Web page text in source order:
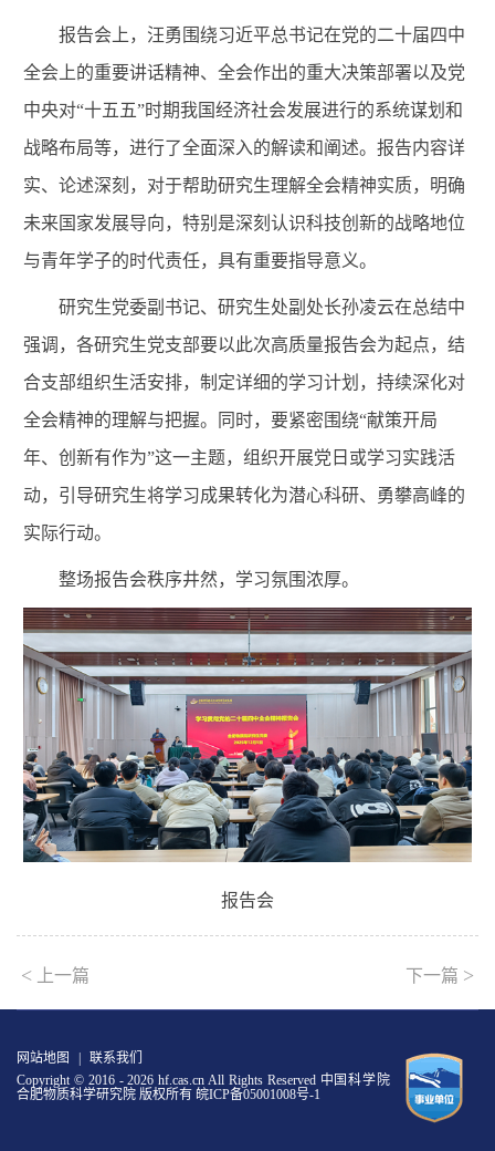
报告会上，汪勇围绕习近平总书记在党的二十届四中
全会上的重要讲话精神、全会作出的重大决策部署以及党
中央对“十五五”时期我国经济社会发展进行的系统谋划和
战略布局等，进行了全面深入的解读和阐述。报告内容详
实、论述深刻，对于帮助研究生理解全会精神实质，明确
未来国家发展导向，特别是深刻认识科技创新的战略地位
与青年学子的时代责任，具有重要指导意义。
研究生党委副书记、研究生处副处长孙凌云在总结中
强调，各研究生党支部要以此次高质量报告会为起点，结
合支部组织生活安排，制定详细的学习计划，持续深化对
全会精神的理解与把握。同时，要紧密围绕“献策开局
年、创新有作为”这一主题，组织开展党日或学习实践活
动，引导研究生将学习成果转化为潜心科研、勇攀高峰的
实际行动。
整场报告会秩序井然，学习氛围浓厚。
报告会
< 上一篇 下一篇 >
网站地图
联系我们
Copyright © 2016 -2026 hf.cas.cn All Rights Reserved 中国科学院
合肥物质科学研究院 版权所有 皖ICP备05001008号-1